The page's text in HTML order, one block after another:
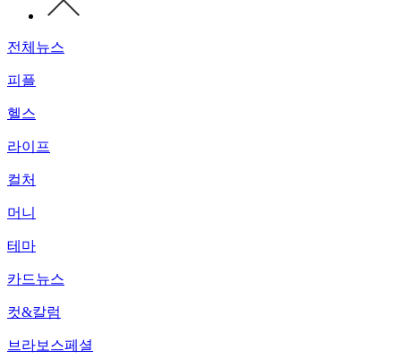
전체뉴스
피플
헬스
라이프
컬처
머니
테마
카드뉴스
컷&칼럼
브라보스페셜